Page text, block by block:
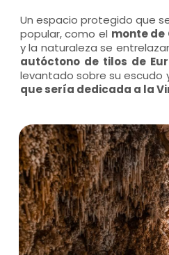
Un espacio protegido que
popular, como el monte de
y la naturaleza se
autóctono de tilos de
levantado sobre su escudo
que sería dedicada a la